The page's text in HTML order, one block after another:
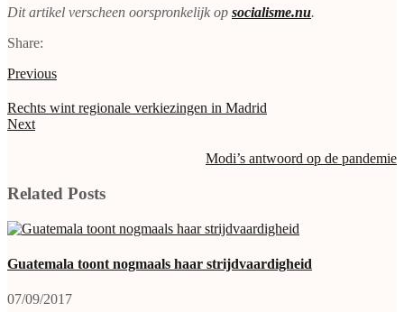
Dit artikel verscheen oorspronkelijk op socialisme.nu.
Share:
Previous
Rechts wint regionale verkiezingen in Madrid
Next
Modi’s antwoord op de pandemie
Related Posts
Guatemala toont nogmaals haar strijdvaardigheid
07/09/2017